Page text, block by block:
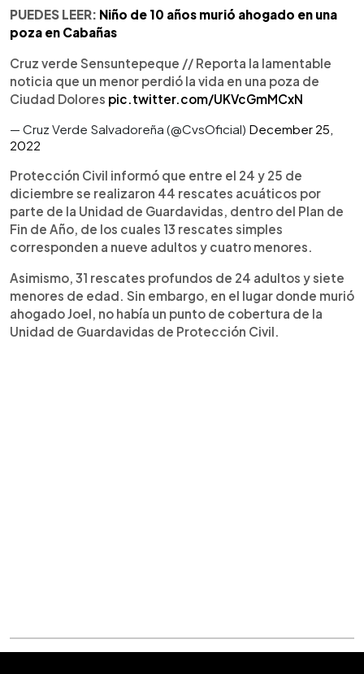
PUEDES LEER: Niño de 10 años murió ahogado en una
poza en Cabañas
Cruz verde Sensuntepeque // Reporta la lamentable
noticia que un menor perdió la vida en una poza de
Ciudad Dolores pic.twitter.com/UKVcGmMCxN
— Cruz Verde Salvadoreña (@CvsOficial) December 25,
2022
Protección Civil informó que entre el 24 y 25 de
diciembre se realizaron 44 rescates acuáticos por
parte de la Unidad de Guardavidas, dentro del Plan de
Fin de Año, de los cuales 13 rescates simples
corresponden a nueve adultos y cuatro menores.
Asimismo, 31 rescates profundos de 24 adultos y siete
menores de edad. Sin embargo, en el lugar donde murió
ahogado Joel, no había un punto de cobertura de la
Unidad de Guardavidas de Protección Civil.